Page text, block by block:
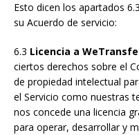
Esto dicen los apartados
su Acuerdo de servicio:
6.3 Licencia a
ciertos derechos sobre el
de propiedad intelectual
el Servicio como nuestras
nos concede una licencia
para operar, desarrollar y